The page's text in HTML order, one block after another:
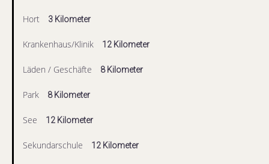
Hort 3 Kilometer
Krankenhaus/Klinik 12 Kilometer
Läden / Geschäfte 8 Kilometer
Park 8 Kilometer
See 12 Kilometer
Sekundarschule 12 Kilometer